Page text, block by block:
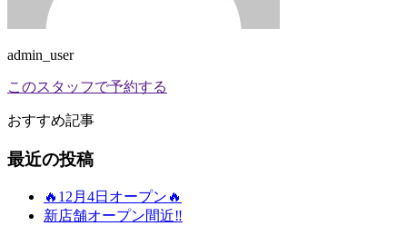
admin_user
このスタッフで予約する
おすすめ記事
最近の投稿
🔥12月4日オープン🔥
新店舗オープン間近‼️